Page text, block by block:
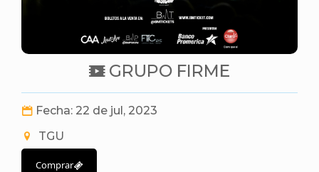
GRUPO FIRME
Fecha: 22 de jul, 2023
TGU
Comprar